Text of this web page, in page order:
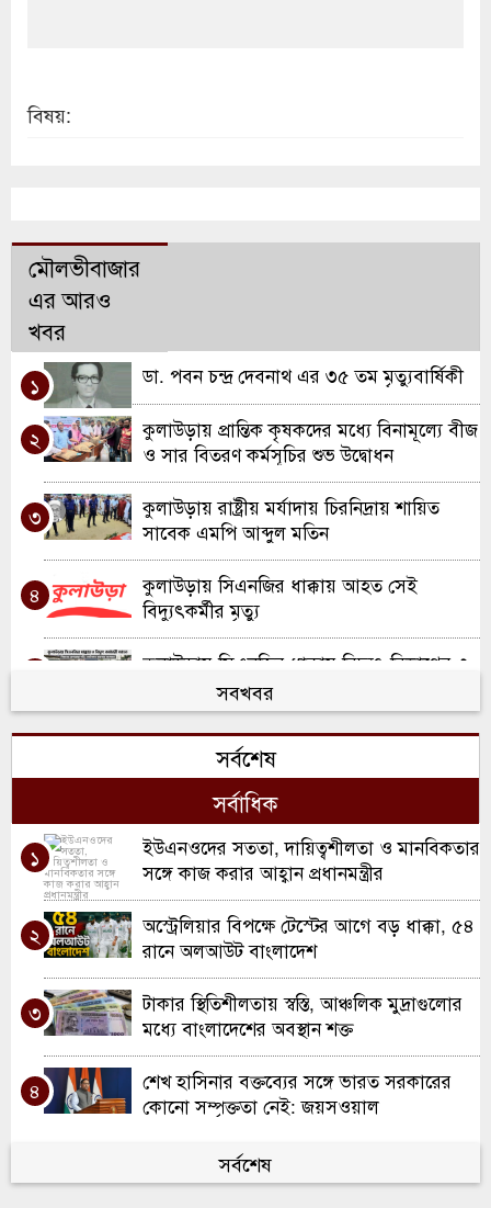
বিষয়:
মৌলভীবাজার
এর আরও
খবর
১ ডা. পবন চন্দ্র দেবনাথ এর ৩৫ তম মৃত্যুবার্ষিকী
২
কুলাউড়ায় প্রান্তিক কৃষকদের মধ্যে বিনামূল্যে বীজ
ও সার বিতরণ কর্মসূচির শুভ উদ্বোধন
৩
কুলাউড়ায় রাষ্ট্রীয় মর্যাদায় চিরনিদ্রায় শায়িত
সাবেক এমপি আব্দুল মতিন
৪
কুলাউড়ায় সিএনজির ধাক্কায় আহত সেই
বিদ্যুৎকর্মীর মৃত্যু
কুলাউড়ায় সিএনজির ধাক্কায় বিদ্যুৎ বিভাগের ৩
কর্মী আহত; একজন আইসিইউতে
খাল খননে নতুন দিগন্ত: কুলাউড়ায় ২ কোটি
টাকার প্রকল্পের যাত্রা
৭ মৌলভীবাজারে ১৩ ডাকাতের যাবজ্জীবন কারাদণ্ড
৮
কুলাউড়ায় ইউএনও পদে রদবদল, দায়িত্বে
আসছেন সানজিদা আক্তার
৯
রবিরবাজার-কর্মধা সড়ক সংস্কারে অনিয়মের
অভিযোগ
১০
শ্রীমঙ্গলে মসজিদে ফজরের নামাজরত অবস্থায়
মুসল্লি খুন
সবখবর
সর্বশেষ
সর্বাধিক
১
ইউএনওদের সততা, দায়িত্বশীলতা ও মানবিকতার
সঙ্গে কাজ করার আহ্বান প্রধানমন্ত্রীর
২
অস্ট্রেলিয়ার বিপক্ষে টেস্টের আগে বড় ধাক্কা, ৫৪
রানে অলআউট বাংলাদেশ
৩
টাকার স্থিতিশীলতায় স্বস্তি, আঞ্চলিক মুদ্রাগুলোর
মধ্যে বাংলাদেশের অবস্থান শক্ত
৪
শেখ হাসিনার বক্তব্যের সঙ্গে ভারত সরকারের
কোনো সম্পৃক্ততা নেই: জয়সওয়াল
বাংলাদেশে ফিরে বিচার মোকাবিলায় প্রস্তুত
সাকিব আল হাসান, চান নিরাপত্তার নিশ্চয়তা
সর্বশেষ